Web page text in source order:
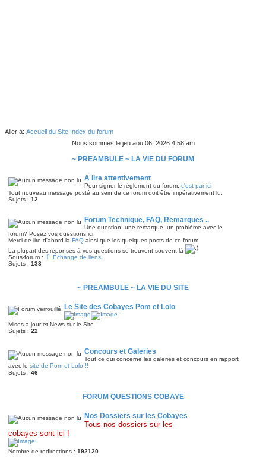
Aller à: Accueil du Site Index du forum
Nous sommes le jeu aou 06, 2026 4:58 am
~ PREAMBULE ~ LA VIE DU FORUM
A lire attentivement
Pour signer le règlement du forum, c'est par ici
Tout nouveau message posté au sein de ce forum doit être impérativement lu.
Sujets : 12
Forum Technique, FAQ, Remarques ..
Une question, une remarque, un problème avec le
forum? Posez vos questions ici.
Merci de lire d'abord la FAQ ainsi que les quelques posts de ce forum.
La plupart des réponses à vos questions se trouvent souvent là
Sous-forum :
Échange de liens
Sujets : 133
~ PREAMBULE ~ LA VIE DU SITE
Le Site des Cobayes Pom et Lolo
Mises a jour et News sur le Site
Sujets : 22
Concours et Galeries
Tout ce qui concerne les galeries et concours en rapport
avec le site de Pom et Lolo !!
Sujets : 46
FORUM QUESTIONS COBAYE
Nos Dossiers sur les Cobayes
Tous nos dossiers sur les
cobayes sont ici !
Nombre de redirections : 192120